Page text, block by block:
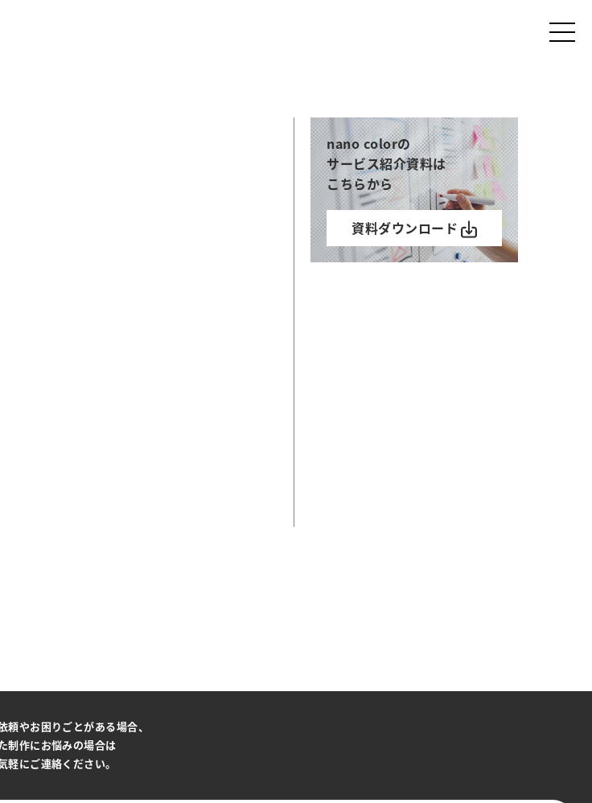
nano colorの
サービス紹介資料は
こちらから
資料ダウンロード
頼やお困りごとがある場合、
制作にお悩みの場合は
軽にご連絡ください。